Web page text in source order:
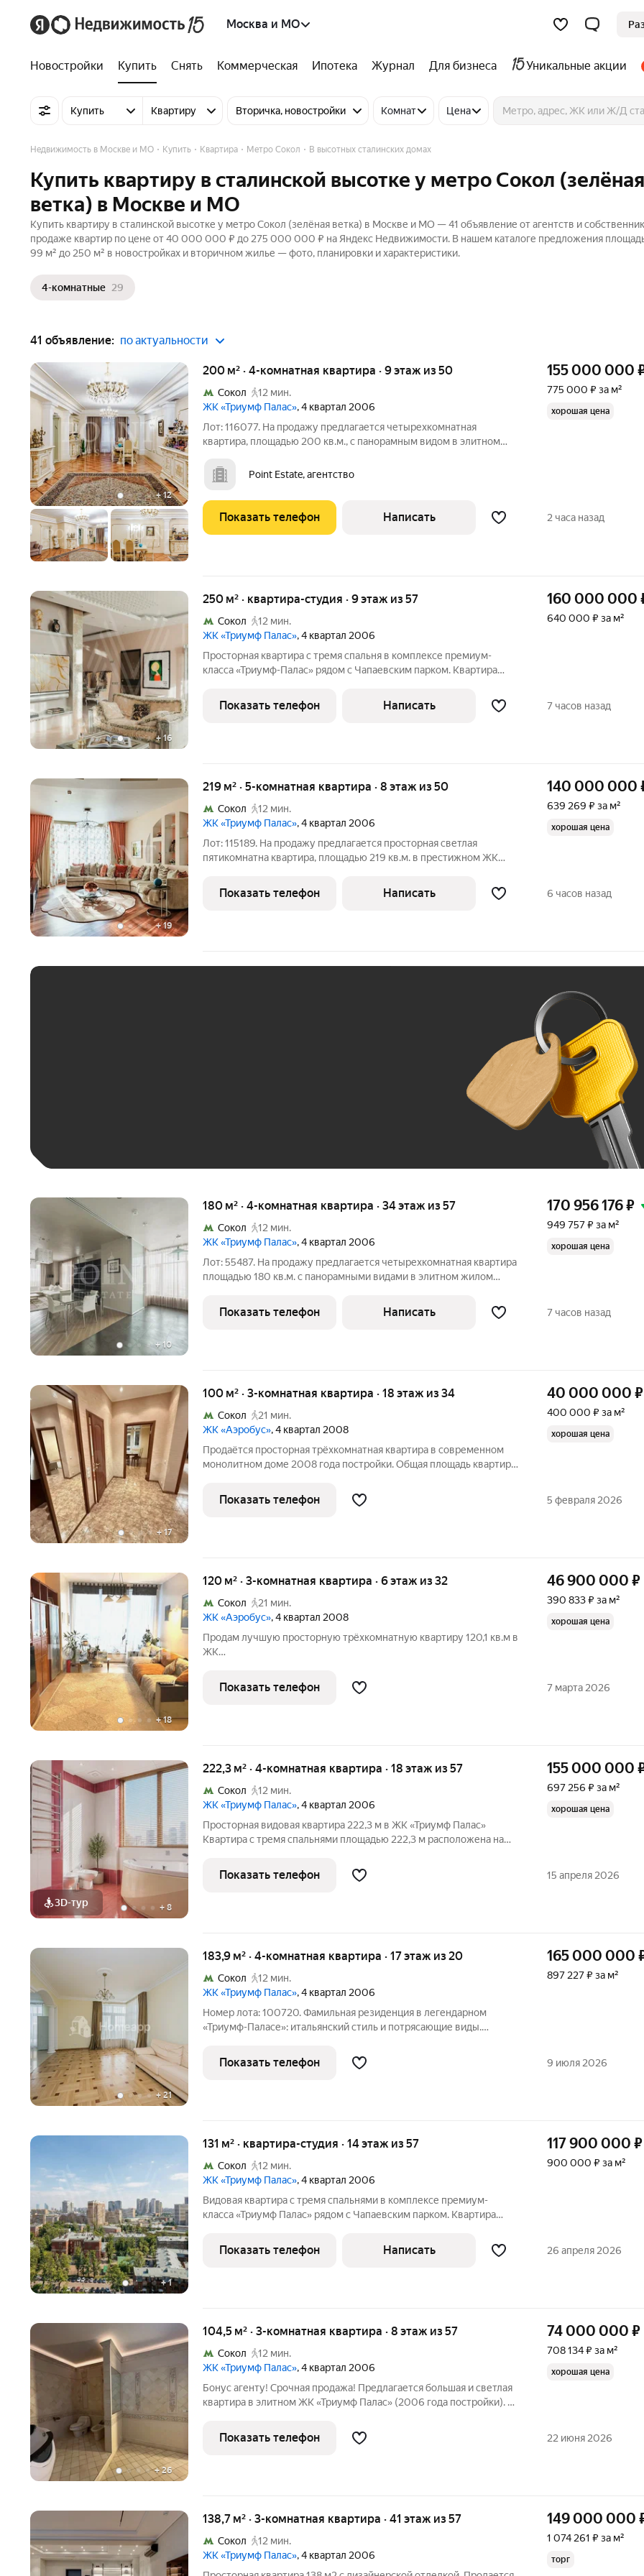
Москва и МО
Новостройки Купить Снять Коммерческая Ипотека Журнал Для бизнеса Уникальные акции
Купить Квартиру Вторичка, новостройки Комнат Цена
Недвижимость в Москве и МО Купить Квартира Метро Сокол В высотных сталинских домах
Купить квартиру в сталинской высотке у метро Сокол (зелёная
ветка) в Москве и МО
Купить квартиру в сталинской высотке у метро Сокол (зелёная ветка) в Москве и МО — 41 объявление от агентств и
продаже квартир по цене от 40 000 000 ₽ до 275 000 000 ₽ на Яндекс Недвижимости. В нашем каталоге предложения
99 м² до 250 м² в новостройках и вторичном жилье — фото, планировки и характеристики.
4-комнатные 29
41 объявление: по актуальности
+12
200 м² · 4-комнатная квартира · 9 этаж из 50
Сокол
12 мин.
ЖК «Триумф Палас», 4 квартал 2006
Лот: 116077. На продажу предлагается четырехкомнатная
квартира, площадью 200 кв.м., с панорамным видом в элитном
просторная гостиная-столовая, кухня, три спальни, две из которых
со своими
Point Estate, агентство
155 000 000
775 000 ₽ за м²
хорошая цена
Показать телефон Написать 2 часа назад
+ 16
250 м² · квартира-студия · 9 этаж из 57
Сокол
12 мин.
ЖК «Триумф Палас», 4 квартал 2006
Просторная квартира с тремя спальня в комплексе премиум-
класса «Триумф-Палас» рядом с Чапаевским парком. Квартира
Выполнена авторская отделка. Многоуровневые потолки
украшают дизайнерские люстры.
160 000 000
640 000 ₽ за м²
Показать телефон Написать 7 часов назад
+19
219 м² · 5-комнатная квартира · 8 этаж из 50
Сокол
12 мин.
ЖК «Триумф Палас», 4 квартал 2006
Лот: 115189. На продажу предлагается просторная светлая
пятикомнатна квартира, площадью 219 кв.м. в престижном ЖК
спальни, одна из которых со своей гардеробной, кабинет, три
совмещенных
140 000 000
639 269 ₽ за м²
хорошая цена
Показать телефон Написать 6 часов назад
+ 10
180 м² · 4-комнатная квартира · 34 этаж из 57
Сокол
12 мин.
ЖК «Триумф Палас», 4 квартал 2006
Лот: 55487. На продажу предлагается четырехкомнатная квартира
площадью 180 кв.м. с панорамными видами в элитном жилом
гостиная, три спальни, гардеробная комната, два совмещенных
санузла. В
170 956 176₽
949 757 ₽ за м²
хорошая цена
Показать телефон Написать 7 часов назад
+17
100 м² · 3-комнатная квартира · 18 этаж из 34
Сокол
21 мин.
ЖК «Аэробус», 4 квартал 2008
Продаётся просторная трёхкомнатная квартира в современном
монолитном доме 2008 года постройки. Общая площадь квартиры
Квартира расположена на 18 этаже 34-этажного дома, что
обеспечивает
40 000 000 ₽
400 000 ₽ за м²
хорошая цена
Показать телефон 5 февраля 2026
+18
120 м² · 3-комнатная квартира · 6 этаж из 32
Сокол
21 мин.
ЖК «Аэробус», 4 квартал 2008
Продам лучшую просторную трёхкомнатную квартиру 120,1 кв.м в
ЖК
Современная, теплая, уютная квартира на 6-эт/32-этажного
монолитного дома бизнес класса. Высокие потолки - 3м,
46 900 000 ₽
390 833 ₽ за м²
хорошая цена
Показать телефон 7 марта 2026
3D-тур + 8
222,3 м² · 4-комнатная квартира · 18 этаж из 57
Сокол
12 мин.
ЖК «Триумф Палас», 4 квартал 2006
Просторная видовая квартира 222,3 м в ЖК «Триумф Палас»
Квартира с тремя спальнями площадью 222,3 м расположена на
открываются прекрасные виды, а сама квартира отличается
удобной семейной
155 000 000
697 256 ₽ за м²
хорошая цена
Показать телефон 15 апреля 2026
+21
183,9 м² · 4-комнатная квартира · 17 этаж из 20
Сокол
12 мин.
ЖК «Триумф Палас», 4 квартал 2006
Номер лота: 100720. Фамильная резиденция в легендарном
«Триумф-Паласе»: итальянский стиль и потрясающие виды.
знаковом жилом комплексе Москвы. Эксклюзивная, светлая 4-
комнатная квартира это
165 000 000
897 227 ₽ за м²
Показать телефон 9 июля 2026
+1
131 м² · квартира-студия · 14 этаж из 57
Сокол
12 мин.
ЖК «Триумф Палас», 4 квартал 2006
Видовая квартира с тремя спальнями в комплексе премиум-
класса «Триумф Палас» рядом с Чапаевским парком. Квартира
корпусе 4А. Свободная планировка позволяет организовать
пространство по
117 900 000 ₽
900 000 ₽ за м²
Показать телефон Написать 26 апреля 2026
+26
104,5 м² · 3-комнатная квартира · 8 этаж из 57
Сокол
12 мин.
ЖК «Триумф Палас», 4 квартал 2006
Бонус агенту! Срочная продажа! Предлагается большая и светлая
квартира в элитном ЖК «Триумф Палас» (2006 года постройки). В
Аэропорт. В квартире произведен качественный дизайнерский
ремонт, с
74 000 000 ₽
708 134 ₽ за м²
хорошая цена
Показать телефон 22 июня 2026
138,7 м² · 3-комнатная квартира · 41 этаж из 57
Сокол
12 мин.
ЖК «Триумф Палас», 4 квартал 2006
149 000 000
1 074 261 ₽ за м²
торг